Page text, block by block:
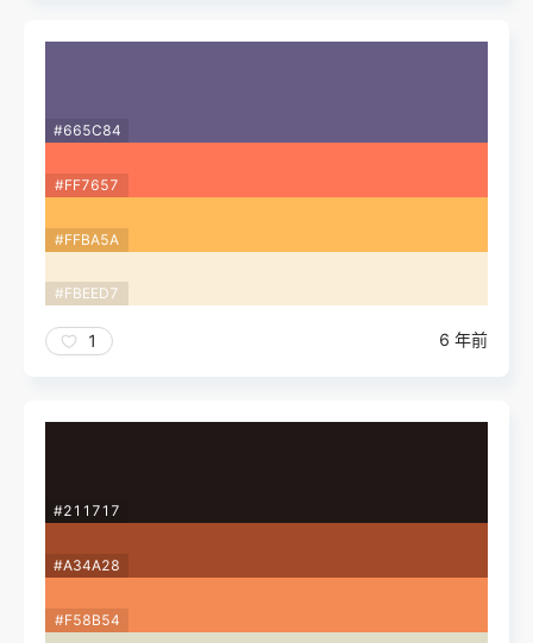
#665C84
#FF7657
#FFBA5A
#FBEED7
1 6 年前
#211717
#A34A28
#F58B54